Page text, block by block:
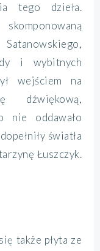
tego dzieła.
i wybitnych
wejściem na
dźwiękową,
nie oddawało
światła
Łuszczyk.
także płyta ze